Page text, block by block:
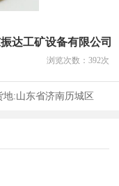
达工矿设备有限公司
浏览次数： 392次
地:山东省济南历城区